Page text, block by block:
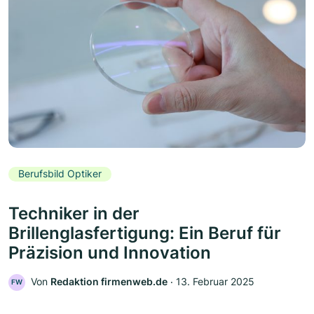
Berufsbild Optiker
Techniker in der
Brillenglasfertigung: Ein Beruf für
Präzision und Innovation
FW Von Redaktion firmenweb.de ‧ 13. Februar 2025